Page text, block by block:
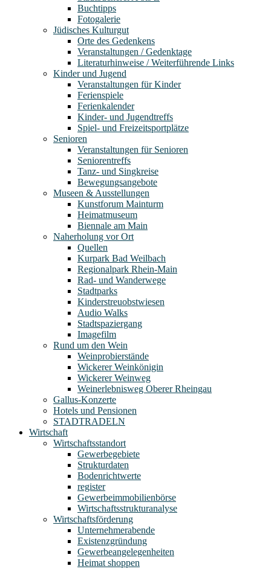
Buchtipps
Fotogalerie
Jüdisches Kulturgut
Orte des Gedenkens
Veranstaltungen / Gedenktage
Literaturhinweise / Weiterführende Links
Kinder und Jugend
Veranstaltungen für Kinder
Ferienspiele
Ferienkalender
Kinder- und Jugendtreffs
Spiel- und Freizeitsportplätze
Senioren
Veranstaltungen für Senioren
Seniorentreffs
Tanz- und Singkreise
Bewegungsangebote
Museen & Ausstellungen
Kunstforum Mainturm
Heimatmuseum
Biennale am Main
Naherholung vor Ort
Quellen
Kurpark Bad Weilbach
Regionalpark Rhein-Main
Rad- und Wanderwege
Stadtparks
Kinderstreuobstwiesen
Audio Walks
Stadtspaziergang
Imagefilm
Rund um den Wein
Weinprobierstände
Wickerer Weinkönigin
Wickerer Weinweg
Weinerlebnisweg Oberer Rheingau
Gallus-Konzerte
Hotels und Pensionen
STADTRADELN
Wirtschaft
Wirtschaftsstandort
Gewerbegebiete
Strukturdaten
Bodenrichtwerte
register
Gewerbeimmobilienbörse
Wirtschaftsstrukturanalyse
Wirtschaftsförderung
Unternehmerabende
Existenzgründung
Gewerbeangelegenheiten
Heimat shoppen